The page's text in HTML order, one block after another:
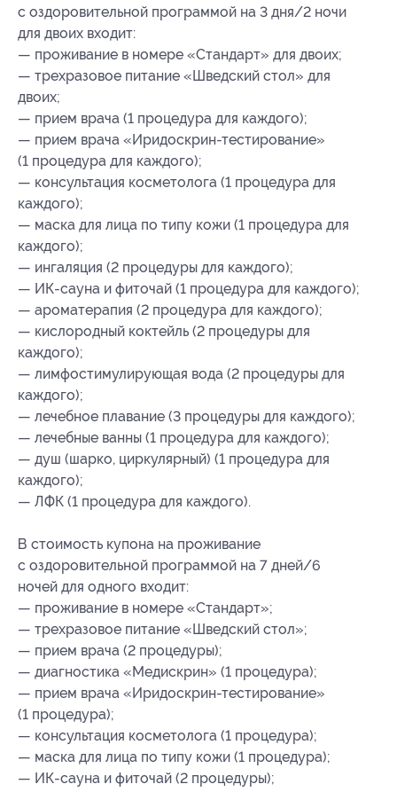
с оздоровительной программой на 3 дня/2 ночи
для двоих входит:
— проживание в номере «Стандарт» для двоих;
— трехразовое питание «Шведский стол» для
двоих;
— прием врача (1 процедура для каждого);
— прием врача «Иридоскрин-тестирование»
(1 процедура для каждого);
— консультация косметолога (1 процедура для
каждого);
— маска для лица по типу кожи (1 процедура для
каждого);
— ингаляция (2 процедуры для каждого);
— ИК-сауна и фиточай (1 процедура для каждого);
— ароматерапия (2 процедура для каждого);
— кислородный коктейль (2 процедуры для
каждого);
— лимфостимулирующая вода (2 процедуры для
каждого);
— лечебное плавание (3 процедуры для каждого);
— лечебные ванны (1 процедура для каждого);
— душ (шарко, циркулярный) (1 процедура для
каждого);
— ЛФК (1 процедура для каждого).
В стоимость купона на проживание
с оздоровительной программой на 7 дней/6
ночей для одного входит:
— проживание в номере «Стандарт»;
— трехразовое питание «Шведский стол»;
— прием врача (2 процедуры);
— диагностика «Медискрин» (1 процедура);
— прием врача «Иридоскрин-тестирование»
(1 процедура);
— консультация косметолога (1 процедура);
— маска для лица по типу кожи (1 процедура);
— ИК-сауна и фиточай (2 процедуры);